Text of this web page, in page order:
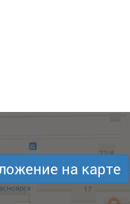
на карте